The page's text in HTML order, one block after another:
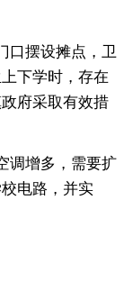
口摆设摊点，卫
下学时，存在
府采取有效措
调增多，需要扩
电路，并实